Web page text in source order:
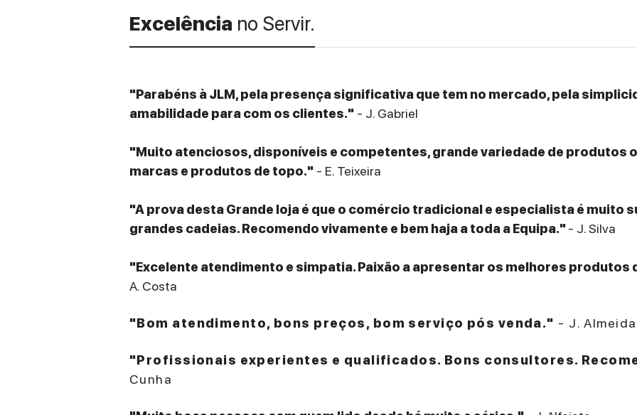
Excelência no Servir.
"Parabéns à JLM, pela presença significativa que tem no mercado, pela
amabilidade para com os clientes." - J. Gabriel
"Muito atenciosos, disponíveis e competentes, grande variedade de produtos
marcas e produtos de topo." - E. Teixeira
"A prova desta Grande loja é que o comércio tradicional e especialista é muito
grandes cadeias. Recomendo vivamente e bem haja a toda a Equipa."- J. Silva
"Excelente atendimento e simpatia. Paixão a apresentar os melhores produtos
A. Costa
"Bom atendimento, bons preços, bom serviço pós venda." - J. Almeida
"Profissionais experientes e qualificados. Bons consultores.
Cunha